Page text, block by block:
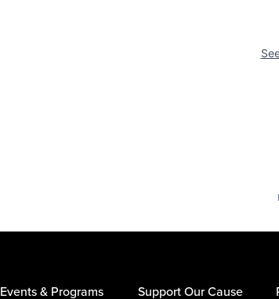
Events & Programs Support Our Cause